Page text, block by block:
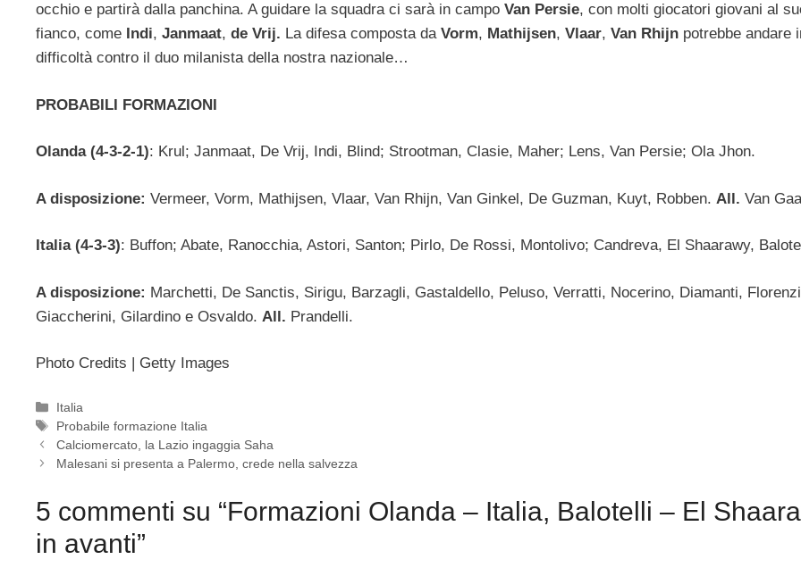
occhio e partirà dalla panchina. A guidare la squadra ci sarà in campo Van Persie, con molti giocatori giovani al
fianco, come Indi, Janmaat, de Vrij. La difesa composta da Vorm, Mathijsen, Vlaar, Van Rhijn potrebbe andare
difficoltà contro il duo milanista della nostra nazionale…
PROBABILI FORMAZIONI
Olanda (4-3-2-1): Krul; Janmaat, De Vrij, Indi, Blind; Strootman, Clasie, Maher; Lens, Van Persie; Ola Jhon.
A disposizione: Vermeer, Vorm, Mathijsen, Vlaar, Van Rhijn, Van Ginkel, De Guzman, Kuyt, Robben. All. Van
Italia (4-3-3): Buffon; Abate, Ranocchia, Astori, Santon; Pirlo, De Rossi, Montolivo; Candreva, El Shaarawy,
A disposizione: Marchetti, De Sanctis, Sirigu, Barzagli, Gastaldello, Peluso, Verratti, Nocerino, Diamanti,
Giaccherini, Gilardino e Osvaldo. All. Prandelli.
Photo Credits | Getty Images
Categorie
Italia
Tag
Probabile formazione Italia
Calciomercato, la Lazio ingaggia Saha
Malesani si presenta a Palermo, crede nella salvezza
5 commenti su “Formazioni Olanda – Italia, Balotelli – El
in avanti”